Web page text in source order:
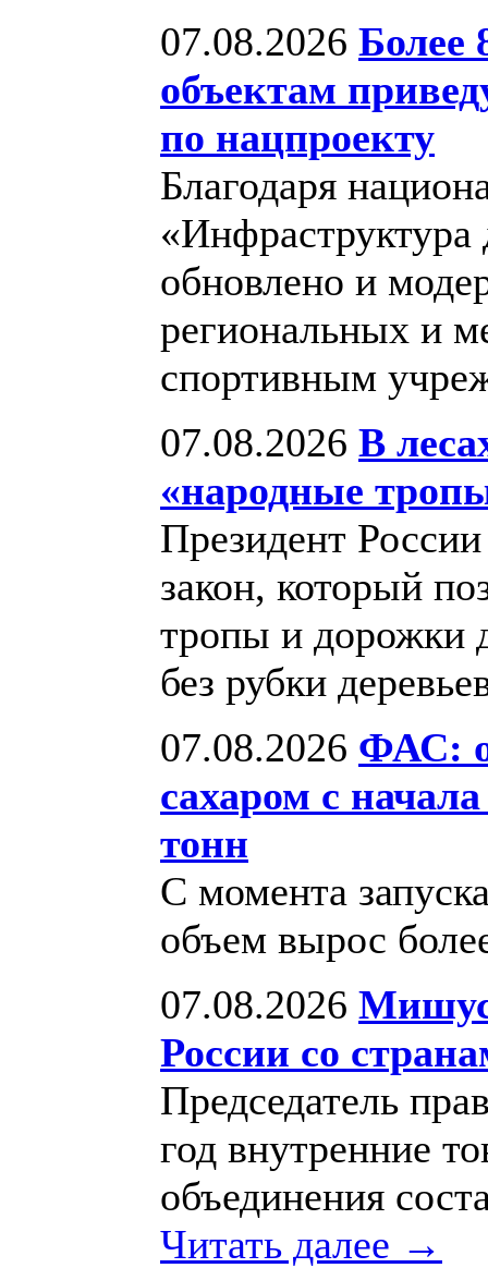
07.08.2026 Более
объектам
по нацпроекту
Благодаря
«Инфраструктура
обновлено и
региональных и
спортивным
07.08.2026 В
«народные
Президент
закон, который
тропы и дорожки
без рубки
07.08.2026 ФАС:
сахаром с
тонн
С момента
объем вырос
07.08.2026
России со
Председатель
год внутренние
объединения
Читать далее →